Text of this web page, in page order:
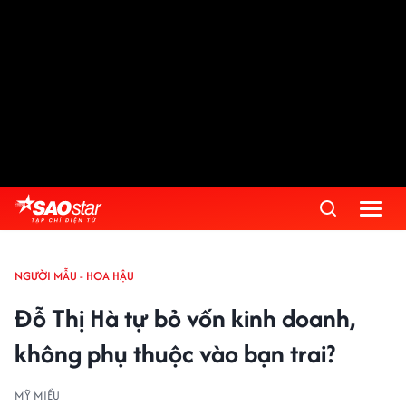
NGƯỜI MẪU - HOA HẬU
Đỗ Thị Hà tự bỏ vốn kinh doanh,
không phụ thuộc vào bạn trai?
MỸ MIỀU